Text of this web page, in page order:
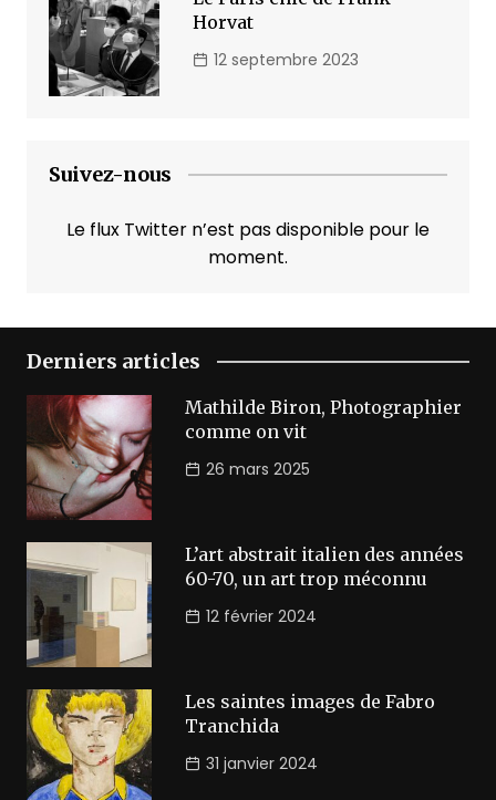
Horvat
12 septembre 2023
Suivez-nous
Le flux Twitter n’est pas disponible pour le
moment.
Derniers articles
Mathilde Biron, Photographier
comme on vit
26 mars 2025
L’art abstrait italien des années
60-70, un art trop méconnu
12 février 2024
Les saintes images de Fabro
Tranchida
31 janvier 2024